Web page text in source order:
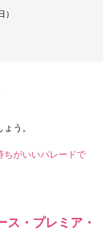
う。
ちがいいパレードで
ス・プレミア・